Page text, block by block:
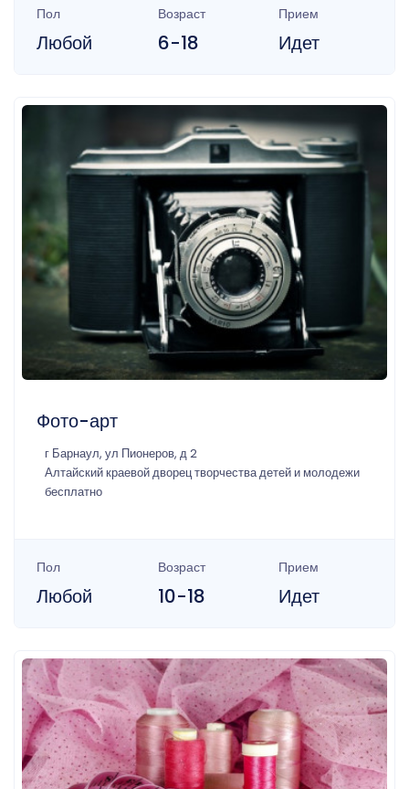
Пол
Любой
Возраст
6-18
Прием
Идет
Фото-арт
г Барнаул, ул Пионеров, д 2
Алтайский краевой дворец творчества детей и молодежи
бесплатно
Пол
Любой
Возраст
10-18
Прием
Идет